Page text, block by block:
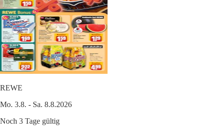
REWE
Mo. 3.8. - Sa. 8.8.2026
Noch 3 Tage gültig